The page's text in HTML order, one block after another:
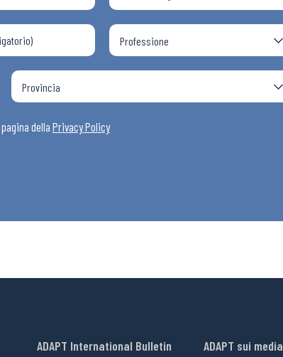
della Privacy Policy
ADAPT International Bulletin ADAPT sui media